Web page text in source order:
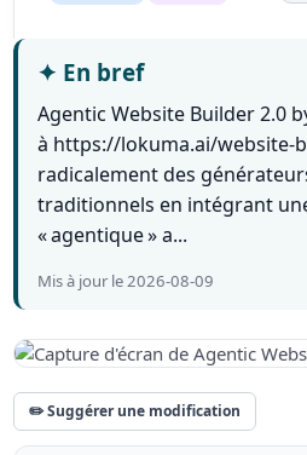
✦ En bref
Agentic Website Builder 2.0
à https://lokuma.ai/website-
radicalement des
traditionnels en intégrant
« agentique » a...
Mis à jour le 2026-08-09
✏️ Suggérer une modification